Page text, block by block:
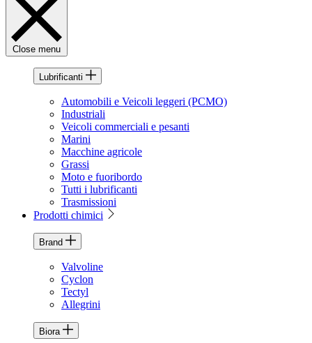
Close menu
Lubrificanti
Automobili e Veicoli leggeri (PCMO)
Industriali
Veicoli commerciali e pesanti
Marini
Macchine agricole
Grassi
Moto e fuoribordo
Tutti i lubrificanti
Trasmissioni
Prodotti chimici
Brand
Valvoline
Cyclon
Tectyl
Allegrini
Biora